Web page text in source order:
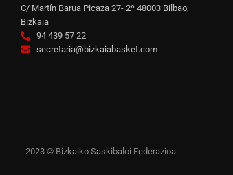
C/ Martín Barua Picaza 27- 2º 48003 Bilbao,
Bizkaia
94 439 57 22
secretaria@bizkaiabasket.com
2023 © Bizkaiko Saskibaloi Federazioa